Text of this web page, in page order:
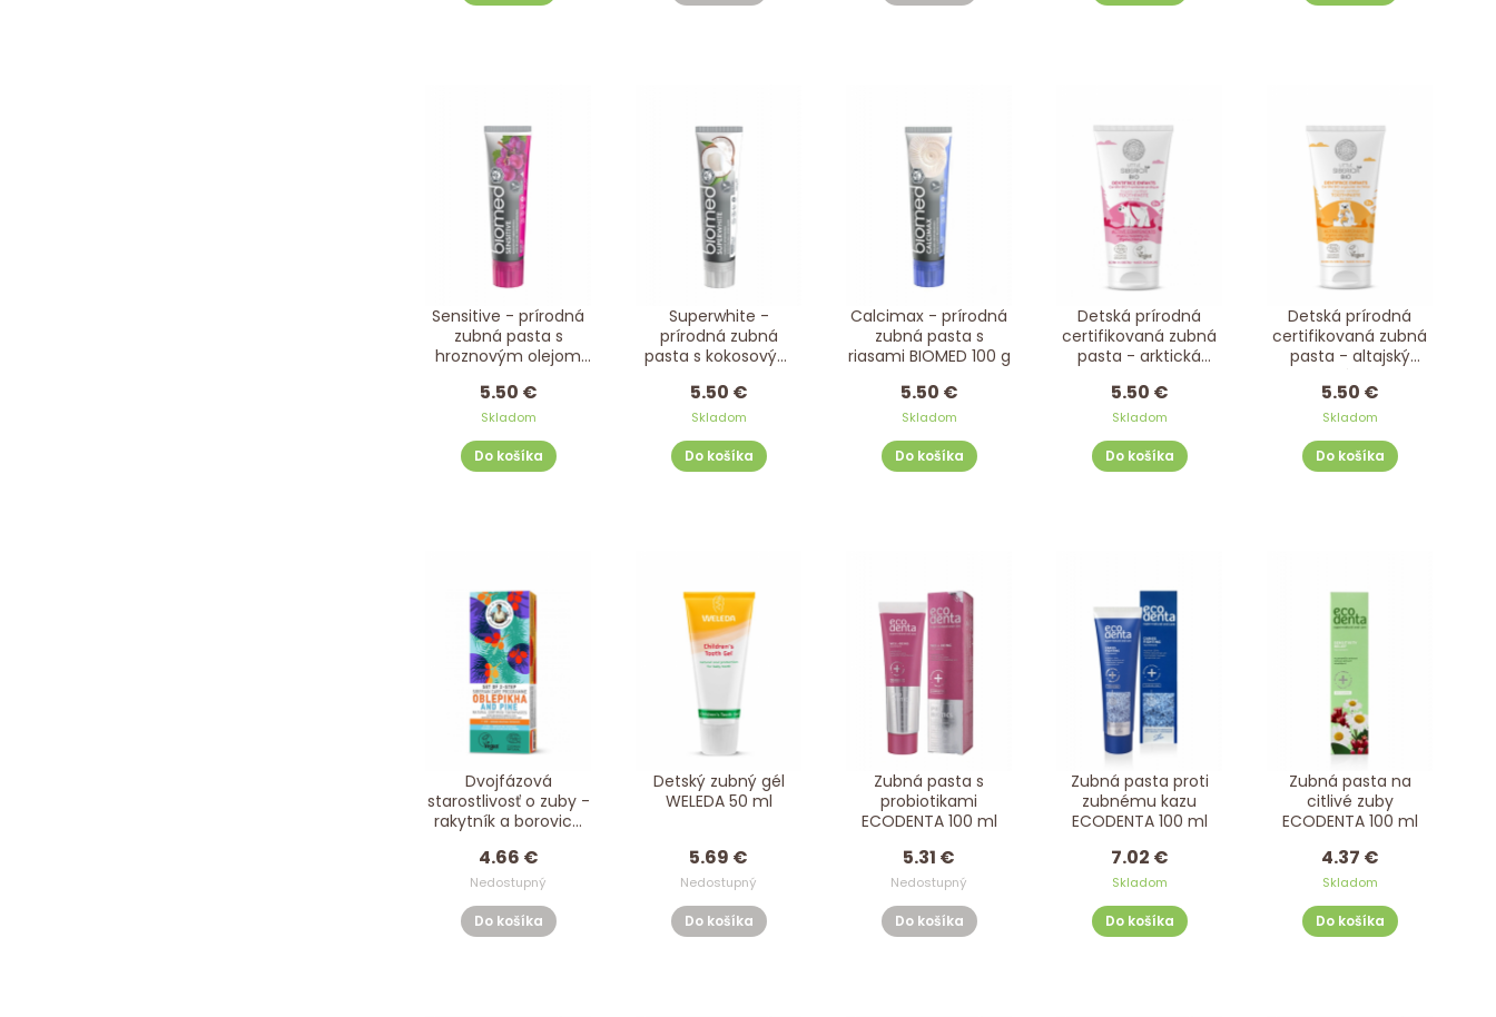
Sensitive - prírodná
zubná pasta s
hroznovým olejom
5.50 €
Skladom
Do košíka
Superwhite -
prírodná zubná
pasta s kokosovým
5.50 €
Skladom
Do košíka
Calcimax - prírodná
zubná pasta s
riasami BIOMED 100 g
5.50 €
Skladom
Do košíka
Detská prírodná
certifikovaná zubná
pasta - arktická
SIBERICA 60 g
5.50 €
Skladom
Do košíka
Detská prírodná
certifikovaná zubná
pasta - altajský
SIBERICA 60 g
5.50 €
Skladom
Do košíka
Dvojfázová
starostlivosť o zuby -
rakytník a borovica
4.66 €
Nedostupný
Do košíka
Detský zubný gél
WELEDA 50 ml
5.69 €
Nedostupný
Do košíka
Zubná pasta s
probiotikami
ECODENTA 100 ml
5.31 €
Nedostupný
Do košíka
Zubná pasta proti
zubnému kazu
ECODENTA 100 ml
7.02 €
Skladom
Do košíka
Zubná pasta na
citlivé zuby
ECODENTA 100 ml
4.37 €
Skladom
Do košíka